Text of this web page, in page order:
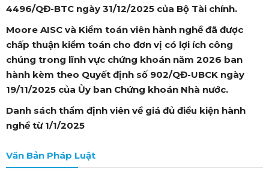
4496/QĐ-BTC ngày 31/12/2025 của Bộ Tài chính.
Moore AISC và Kiểm toán viên hành nghề đã được
chấp thuận kiểm toán cho đơn vị có lợi ích công
chúng trong lĩnh vực chứng khoán năm 2026 ban
hành kèm theo Quyết định số 902/QĐ-UBCK ngày
19/11/2025 của Ủy ban Chứng khoán Nhà nước.
Danh sách thẩm định viên về giá đủ điều kiện hành
nghề từ 1/1/2025
Văn Bản Pháp Luật